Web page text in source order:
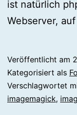
ist natürlich
Webserver,
Veröffentlicht am
Kategorisiert als
Verschlagwortet
imagemagick,